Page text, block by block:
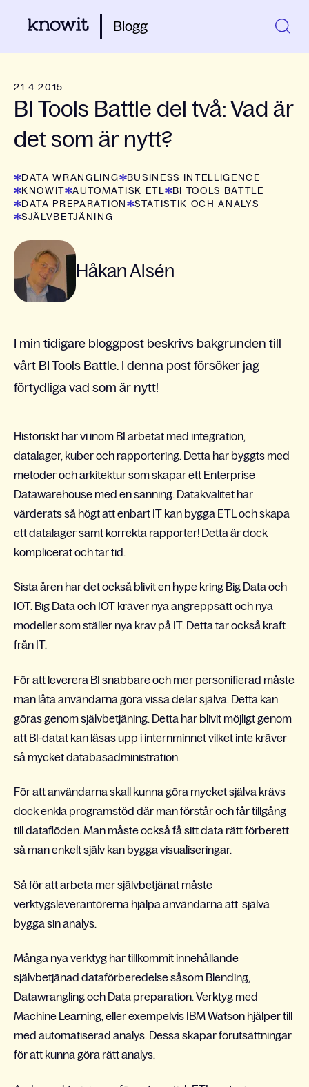
Blogg
21.4.2015
BI Tools Battle del två: Vad är
det som är nytt?
DATA WRANGLING
BUSINESS INTELLIGENCE
KNOWIT
AUTOMATISK ETL
BI TOOLS BATTLE
DATA PREPARATION
STATISTIK OCH ANALYS
SJÄLVBETJÄNING
Håkan Alsén
I min tidigare bloggpost beskrivs bakgrunden till
vårt BI Tools Battle. I denna post försöker jag
förtydliga vad som är nytt!
Historiskt har vi inom BI arbetat med integration,
datalager, kuber och rapportering. Detta har byggts med
metoder och arkitektur som skapar ett Enterprise
Datawarehouse med en sanning. Datakvalitet har
värderats så högt att enbart IT kan bygga ETL och skapa
ett datalager samt korrekta rapporter! Detta är dock
komplicerat och tar tid.
Sista åren har det också blivit en hype kring Big Data och
IOT. Big Data och IOT kräver nya angreppsätt och nya
modeller som ställer nya krav på IT. Detta tar också kraft
från IT.
För att leverera BI snabbare och mer personifierad måste
man låta användarna göra vissa delar själva. Detta kan
göras genom självbetjäning. Detta har blivit möjligt genom
att BI-datat kan läsas upp i internminnet vilket inte kräver
så mycket databasadministration.
För att användarna skall kunna göra mycket själva krävs
dock enkla programstöd där man förstår och får tillgång
till dataflöden. Man måste också få sitt data rätt förberett
så man enkelt själv kan bygga visualiseringar.
Så för att arbeta mer självbetjänat måste
verktygsleverantörerna hjälpa användarna att själva
bygga sin analys.
Många nya verktyg har tillkommit innehållande
självbetjänad dataförberedelse såsom Blending,
Datawrangling och Data preparation. Verktyg med
Machine Learning, eller exempelvis IBM Watson hjälper till
med automatiserad analys. Dessa skapar förutsättningar
för att kunna göra rätt analys.